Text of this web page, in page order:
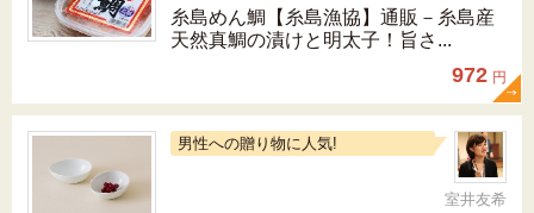
糸島めん鯛【糸島漁協】通販－糸島産
天然真鯛の漬けと明太子！旨さ...
972 円
男性への贈り物に人気!
室井友希